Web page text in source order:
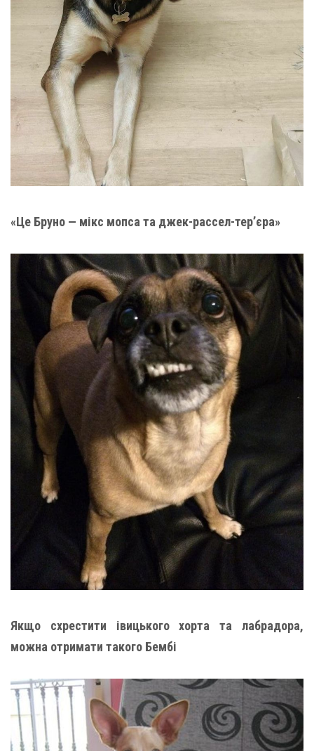
«Це Бруно — мікс мопса та джек-рассел-тер’єра»
Якщо схрестити івицького хорта та лабрадора,
можна отримати такого Бембі